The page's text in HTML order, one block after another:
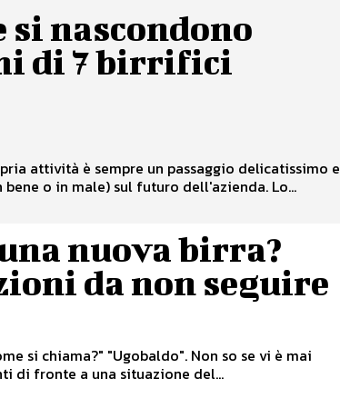
nascondono
di 7 birrifici
attività è sempre un passaggio delicatissimo e
o in male) sul futuro dell'azienda. Lo...
nuova birra?
da non seguire
si chiama?" "Ugobaldo". Non so se vi è mai
di fronte a una situazione del...